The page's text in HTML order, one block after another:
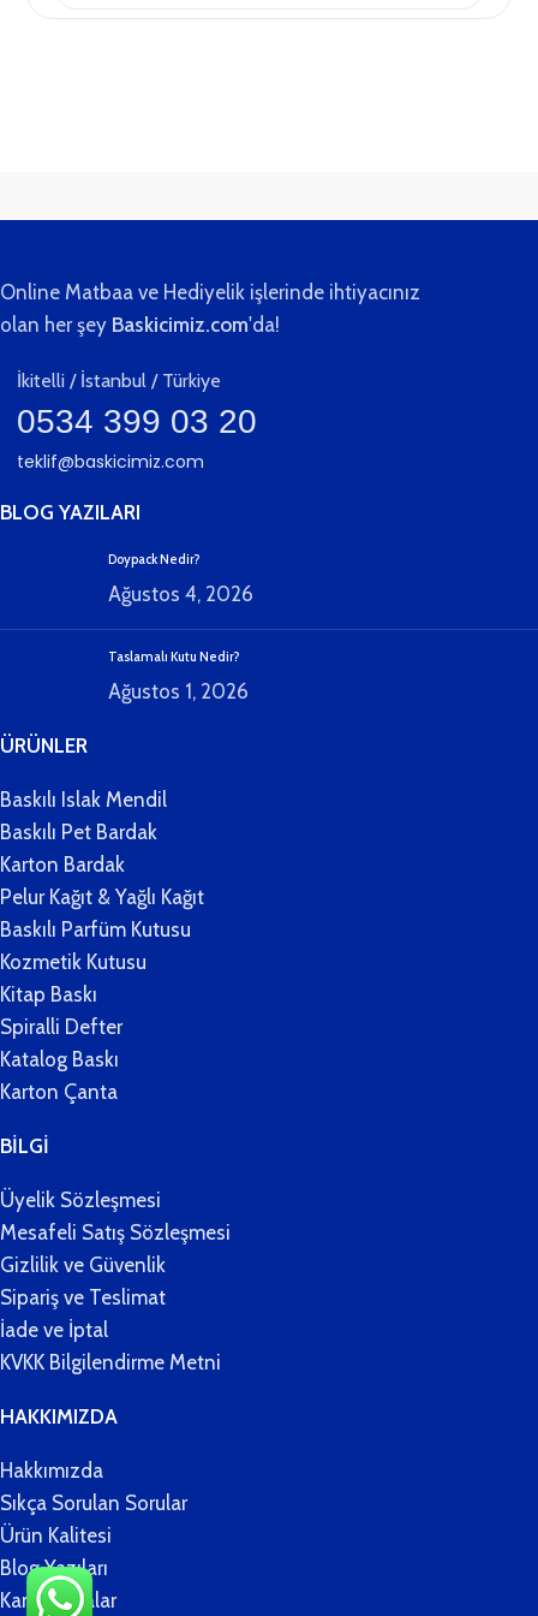
teslim.
Online Matbaa ve Hediyelik işlerinde ihtiyacınız
olan her şey Baskicimiz.com'da!
İkitelli / İstanbul / Türkiye
0534 399 03 20
teklif@baskicimiz.com
BLOG YAZILARI
Doypack Nedir?
Ağustos 4, 2026
Taslamalı Kutu Nedir?
Ağustos 1, 2026
ÜRÜNLER
Baskılı Islak Mendil
Baskılı Pet Bardak
Karton Bardak
Pelur Kağıt & Yağlı Kağıt
Baskılı Parfüm Kutusu
Kozmetik Kutusu
Kitap Baskı
Spiralli Defter
Katalog Baskı
Karton Çanta
BİLGİ
Üyelik Sözleşmesi
Mesafeli Satış Sözleşmesi
Gizlilik ve Güvenlik
Sipariş ve Teslimat
İade ve İptal
KVKK Bilgilendirme Metni
HAKKIMIZDA
Hakkımızda
Sıkça Sorulan Sorular
Ürün Kalitesi
Blog Yazıları
Kampanyalar